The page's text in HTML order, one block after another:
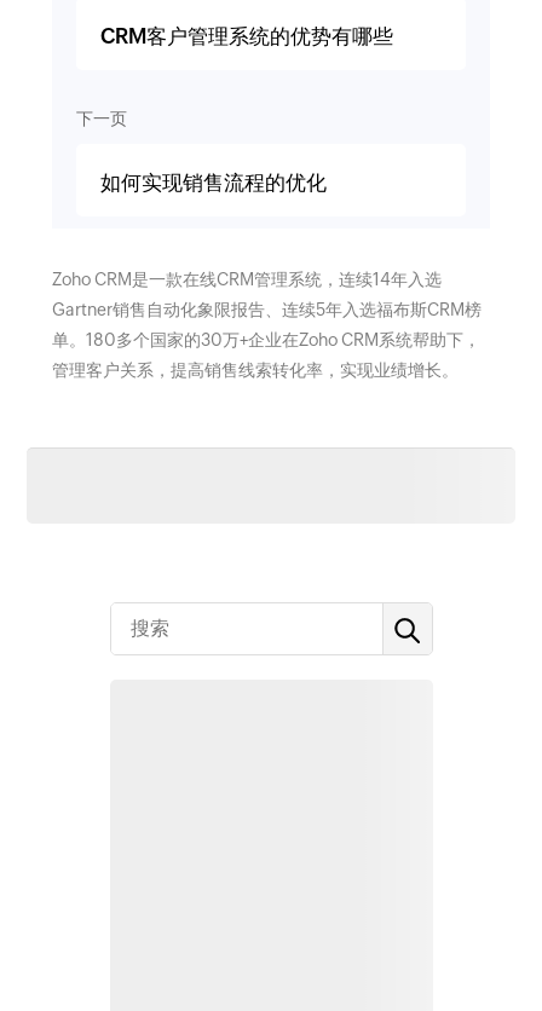
CRM客户管理系统的优势有哪些
下一页
如何实现销售流程的优化
Zoho CRM是一款在线CRM管理系统，连续14年入选
Gartner销售自动化象限报告、连续5年入选福布斯CRM榜
单。180多个国家的30万+企业在Zoho CRM系统帮助下，
管理客户关系，提高销售线索转化率，实现业绩增长。